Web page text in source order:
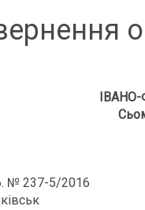
№ 237-5/2016